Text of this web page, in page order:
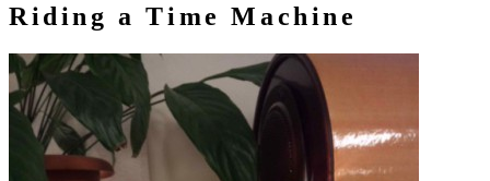
Riding a Time Machine